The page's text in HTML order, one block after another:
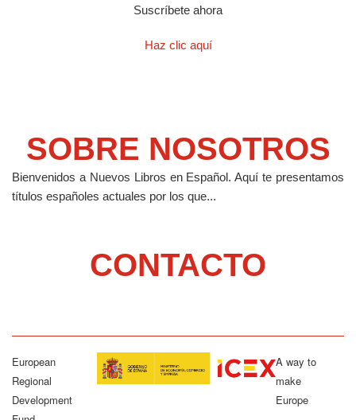
Suscríbete ahora
Haz clic aquí
SOBRE NOSOTROS
Bienvenidos a Nuevos Libros en Español.Aquí te presentamos
títulos españoles actuales por los que...
CONTACTO
European
Regional
Development
A way to
make
Europe